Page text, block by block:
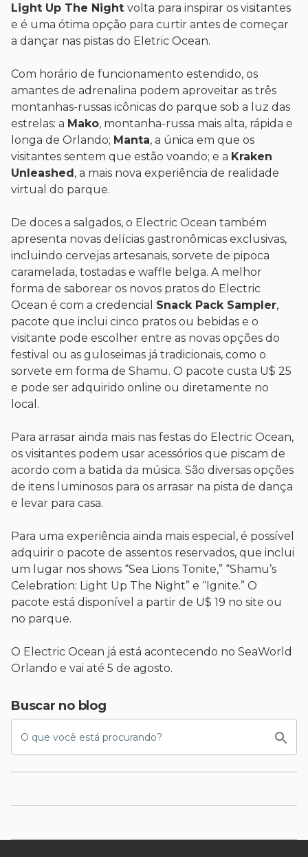
Light Up The Night volta para inspirar os visitantes
e é uma ótima opção para curtir antes de começar
a dançar nas pistas do Eletric Ocean.
Com horário de funcionamento estendido, os
amantes de adrenalina podem aproveitar as três
montanhas-russas icônicas do parque sob a luz das
estrelas: a Mako, montanha-russa mais alta, rápida e
longa de Orlando; Manta, a única em que os
visitantes sentem que estão voando; e a Kraken
Unleashed, a mais nova experiência de realidade
virtual do parque.
De doces a salgados, o Electric Ocean também
apresenta novas delícias gastronômicas exclusivas,
incluindo cervejas artesanais, sorvete de pipoca
caramelada, tostadas e waffle belga. A melhor
forma de saborear os novos pratos do Electric
Ocean é com a credencial Snack Pack Sampler,
pacote que inclui cinco pratos ou bebidas e o
visitante pode escolher entre as novas opções do
festival ou as guloseimas já tradicionais, como o
sorvete em forma de Shamu. O pacote custa U$ 25
e pode ser adquirido online ou diretamente no
local.
Para arrasar ainda mais nas festas do Electric Ocean,
os visitantes podem usar acessórios que piscam de
acordo com a batida da música. São diversas opções
de itens luminosos para os arrasar na pista de dança
e levar para casa.
Para uma experiência ainda mais especial, é possível
adquirir o pacote de assentos reservados, que inclui
um lugar nos shows “Sea Lions Tonite,” “Shamu’s
Celebration: Light Up The Night” e “Ignite.” O
pacote está disponível a partir de U$ 19 no site ou
no parque.
O Electric Ocean já está acontecendo no SeaWorld
Orlando e vai até 5 de agosto.
Buscar no blog